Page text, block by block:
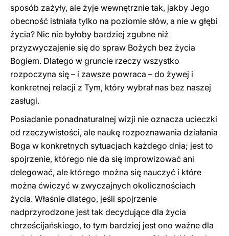
sposób zażyły, ale żyje wewnętrznie tak, jakby Jego
obecność istniała tylko na poziomie słów, a nie w głębi
życia? Nic nie byłoby bardziej zgubne niż
przyzwyczajenie się do spraw Bożych bez życia
Bogiem. Dlatego w gruncie rzeczy wszystko
rozpoczyna się – i zawsze powraca – do żywej i
konkretnej relacji z Tym, który wybrał nas bez naszej
zasługi.
Posiadanie ponadnaturalnej wizji nie oznacza ucieczki
od rzeczywistości, ale naukę rozpoznawania działania
Boga w konkretnych sytuacjach każdego dnia; jest to
spojrzenie, którego nie da się improwizować ani
delegować, ale którego można się nauczyć i które
można ćwiczyć w zwyczajnych okolicznościach
życia. Właśnie dlatego, jeśli spojrzenie
nadprzyrodzone jest tak decydujące dla życia
chrześcijańskiego, to tym bardziej jest ono ważne dla